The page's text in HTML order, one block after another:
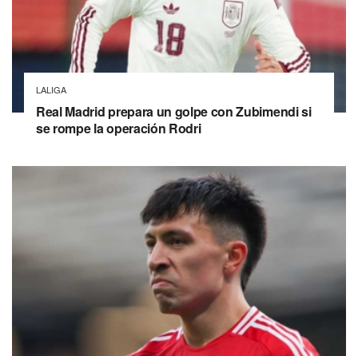
LALIGA
Real Madrid prepara un golpe con Zubimendi si
se rompe la operación Rodri